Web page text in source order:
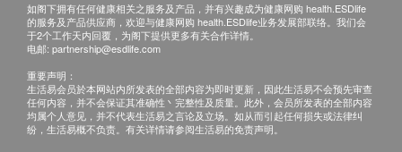
如阁下拥有任何健康相关之服务及产品，并有兴趣成为健康网购 health.ESDlife
的服务及产品供应商，欢迎与健康网购 health.ESDlife业务发展部联络。我们会
于2个工作天内回覆，为阁下提供更多有关合作详情。
电邮: partnership@esdlife.com
重要声明：
生活易会员於本网站内所发表的全部内容为即时更新，因此生活易不会预先审查
任何内容，并不会保证其准确性丶完整性及质量。此外，会员所发表的全部内容
均属个人意见，并不代表生活易之言论及立场。如从而引起任何损失或法律纠
纷，生活易概不负责。有关详情请参阅生活易的免责声明。